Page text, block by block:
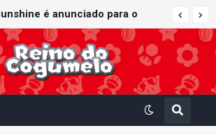
é anunciado para o
- Nintendo Classics do
Online